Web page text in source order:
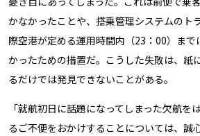
かなかったことや、搭乗管理システムのト
際空港が定める運用時間内（23：00）ま
かったための措置だ。こうした失敗は、紙
るだけでは発見できないことがある。
「就航初日に話題になってしまった欠航を
るご不便をおかけすることについては、誠